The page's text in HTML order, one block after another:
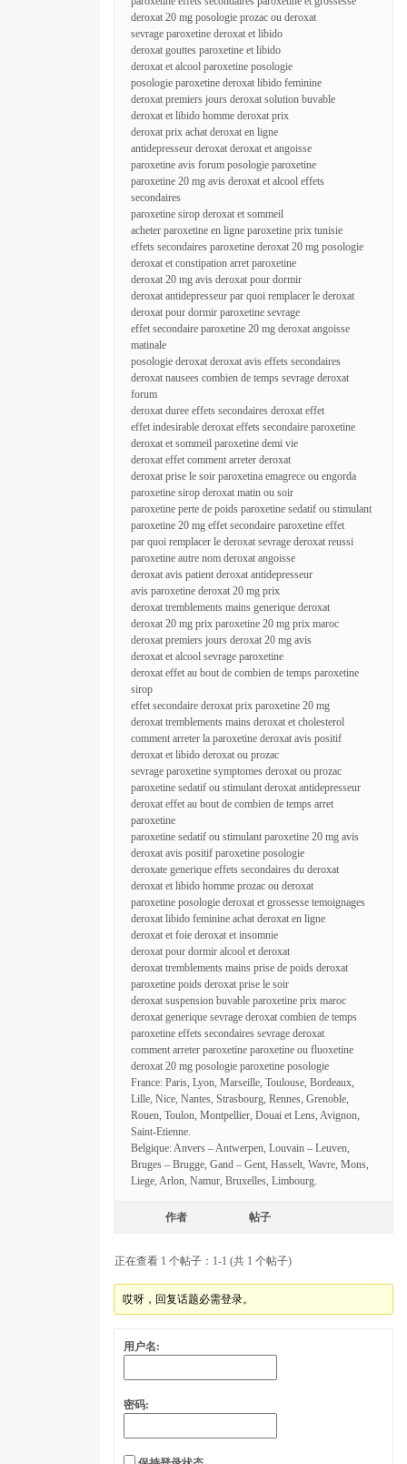
deroxat 20 mg posologie prozac ou deroxat
sevrage paroxetine deroxat et libido
deroxat gouttes paroxetine et libido
deroxat et alcool paroxetine posologie
posologie paroxetine deroxat libido feminine
deroxat premiers jours deroxat solution buvable
deroxat et libido homme deroxat prix
deroxat prix achat deroxat en ligne
antidepresseur deroxat deroxat et angoisse
paroxetine avis forum posologie paroxetine
paroxetine 20 mg avis deroxat et alcool effets
secondaires
paroxetine sirop deroxat et sommeil
acheter paroxetine en ligne paroxetine prix tunisie
effets secondaires paroxetine deroxat 20 mg posologie
deroxat et constipation arret paroxetine
deroxat 20 mg avis deroxat pour dormir
deroxat antidepresseur par quoi remplacer le deroxat
deroxat pour dormir paroxetine sevrage
effet secondaire paroxetine 20 mg deroxat angoisse
matinale
posologie deroxat deroxat avis effets secondaires
deroxat nausees combien de temps sevrage deroxat
forum
deroxat duree effets secondaires deroxat effet
effet indesirable deroxat effets secondaire paroxetine
deroxat et sommeil paroxetine demi vie
deroxat effet comment arreter deroxat
deroxat prise le soir paroxetina emagrece ou engorda
paroxetine sirop deroxat matin ou soir
paroxetine perte de poids paroxetine sedatif ou stimulant
paroxetine 20 mg effet secondaire paroxetine effet
par quoi remplacer le deroxat sevrage deroxat reussi
paroxetine autre nom deroxat angoisse
deroxat avis patient deroxat antidepresseur
avis paroxetine deroxat 20 mg prix
deroxat tremblements mains generique deroxat
deroxat 20 mg prix paroxetine 20 mg prix maroc
deroxat premiers jours deroxat 20 mg avis
deroxat et alcool sevrage paroxetine
deroxat effet au bout de combien de temps paroxetine
sirop
effet secondaire deroxat prix paroxetine 20 mg
deroxat tremblements mains deroxat et cholesterol
comment arreter la paroxetine deroxat avis positif
deroxat et libido deroxat ou prozac
sevrage paroxetine symptomes deroxat ou prozac
paroxetine sedatif ou stimulant deroxat antidepresseur
deroxat effet au bout de combien de temps arret
paroxetine
paroxetine sedatif ou stimulant paroxetine 20 mg avis
deroxat avis positif paroxetine posologie
deroxate generique effets secondaires du deroxat
deroxat et libido homme prozac ou deroxat
paroxetine posologie deroxat et grossesse temoignages
deroxat libido feminine achat deroxat en ligne
deroxat et foie deroxat et insomnie
deroxat pour dormir alcool et deroxat
deroxat tremblements mains prise de poids deroxat
paroxetine poids deroxat prise le soir
deroxat suspension buvable paroxetine prix maroc
deroxat generique sevrage deroxat combien de temps
paroxetine effets secondaires sevrage deroxat
comment arreter paroxetine paroxetine ou fluoxetine
deroxat 20 mg posologie paroxetine posologie
France: Paris, Lyon, Marseille, Toulouse, Bordeaux,
Lille, Nice, Nantes, Strasbourg, Rennes, Grenoble,
Rouen, Toulon, Montpellier, Douai et Lens, Avignon,
Saint-Etienne.
Belgique: Anvers – Antwerpen, Louvain – Leuven,
Bruges – Brugge, Gand – Gent, Hasselt, Wavre, Mons,
Liege, Arlon, Namur, Bruxelles, Limbourg.
作者 帖子
正在查看 1 个帖子：1-1 (共 1 个帖子)
哎呀，回复话题必需登录。
用户名:
密码: